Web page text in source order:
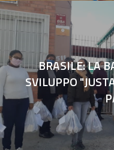
BRASILE: LA
SVILUPPO